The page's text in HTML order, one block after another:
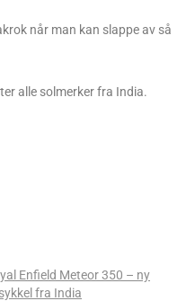
når man kan slappe av så
alle solmerker fra India.
Enfield Meteor 350 – ny
fra India